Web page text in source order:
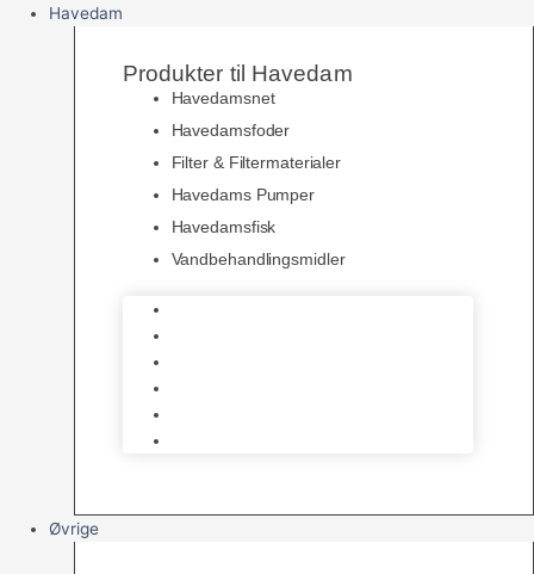
Havedam
Produkter til Havedam
Havedamsnet
Havedamsfoder
Filter & Filtermaterialer
Havedams Pumper
Havedamsfisk
Vandbehandlingsmidler
Øvrige